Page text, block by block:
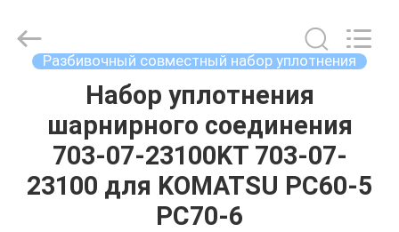
ПРОДУКТЫ
Management
Services
Разбивочный совместный набор уплотнения
Набор уплотнения
шарнирного соединения
703-07-23100KT 703-07-
23100 для KOMATSU PC60-5
PC70-6